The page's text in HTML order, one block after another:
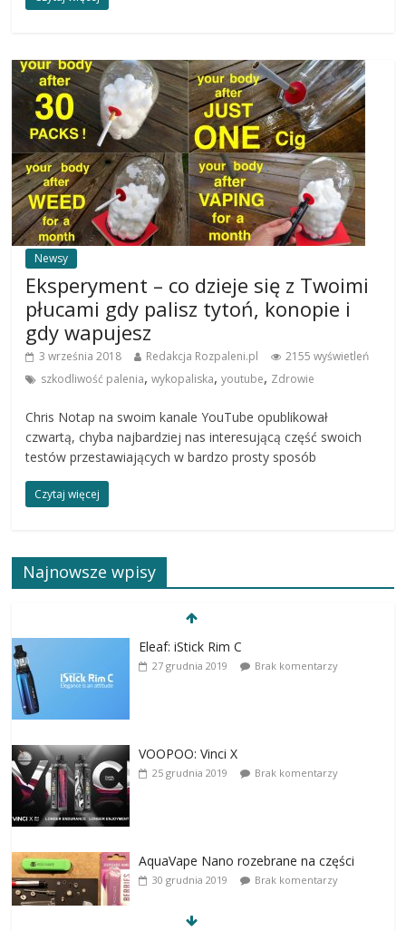
Newsy
Eksperyment – co dzieje się z Twoimi
płucami gdy palisz tytoń, konopie i
gdy wapujesz
3 września 2018 Redakcja Rozpaleni.pl
2155 wyświetleń
szkodliwość palenia,wykopaliska,youtube, Zdrowie
Chris Notap na swoim kanale YouTube opublikował
czwartą, chyba najbardziej nas interesującą część swoich
testów przestawiających w bardzo prosty sposób
Czytaj więcej
Najnowsze wpisy
Eleaf: iStick Rim C
27 grudnia 2019 Brak komentarzy
VOOPOO: Vinci X
25 grudnia 2019 Brak komentarzy
AquaVape Nano rozebrane na części
30 grudnia 2019 Brak komentarzy